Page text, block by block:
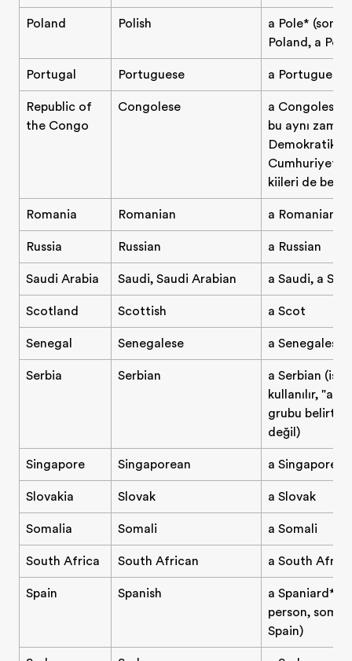
Poland Polish
a Pole*
Poland, a
Portugal Portuguese a Portuguese
Republic of
the Congo
Congolese
a Congolese
bu aynı
Demokratik
kişileri de
Romania Romanian a Romanian
Russia Russian a Russian
Saudi Arabia Saudi, Saudi Arabian a Saudi, a
Scotland Scottish a Scot
Senegal Senegalese a Senegalese
Serbia Serbian
a Serbian
kullanılır, "a
grubu belirtir,
değil)
Singapore Singaporean a Singaporean
Slovakia Slovak a Slovak
Somalia Somali a Somali
South Africa South African a South
Spain Spanish
a Spaniard* (a
person,
Spain)